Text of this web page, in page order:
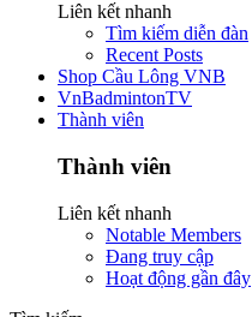
Liên kết nhanh
Tìm kiếm diễn đàn
Recent Posts
Shop Cầu Lông VNB
VnBadmintonTV
Thành viên
Thành viên
Liên kết nhanh
Notable Members
Đang truy cập
Hoạt động gần đây